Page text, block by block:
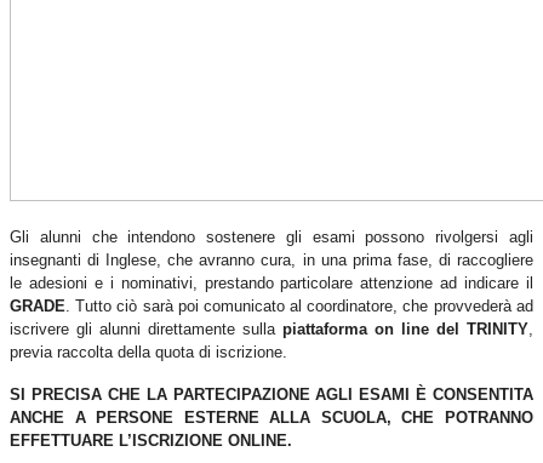
Gli alunni che intendono sostenere gli esami possono rivolgersi agli
insegnanti di Inglese, che avranno cura, in una prima fase, di raccogliere
le adesioni e i nominativi, prestando particolare attenzione ad indicare il
GRADE. Tutto ciò sarà poi comunicato al coordinatore, che provvederà ad
iscrivere gli alunni direttamente sulla piattaforma on line del TRINITY,
previa raccolta della quota di iscrizione.
SI PRECISA CHE LA PARTECIPAZIONE AGLI ESAMI È CONSENTITA
ANCHE A PERSONE ESTERNE ALLA SCUOLA, CHE POTRANNO
EFFETTUARE L’ISCRIZIONE ONLINE.